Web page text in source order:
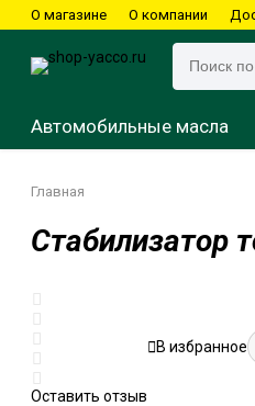
О магазине О компании
Автомобильные масла
Подвесные моторы
Картинг
Снегоходы
Главная
Стабилизатор
Оставить отзыв
В избранное